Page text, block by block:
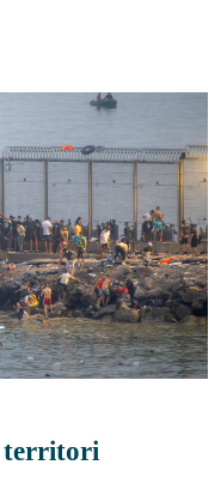
territori